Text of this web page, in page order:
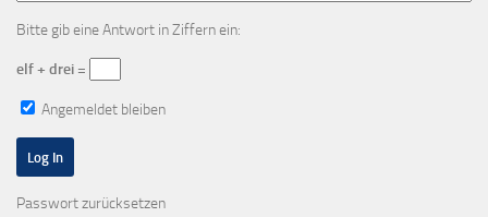
Bitte gib eine Antwort in Ziffern ein:
elf + drei =
Angemeldet bleiben
Passwort zurücksetzen